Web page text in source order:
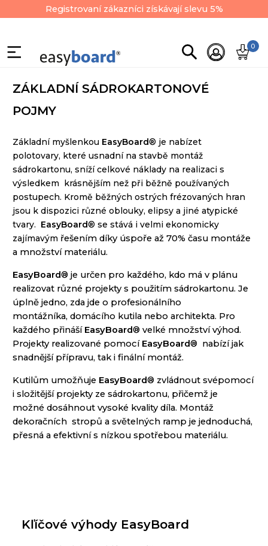
Registrovaní zákazníci získávají slevu 5%
0
ZÁKLADNÍ SÁDROKARTONOVÉ
POJMY
Základní myšlenkou EasyBoard® je nabízet
polotovary, které usnadní na stavbě montáž
sádrokartonu, sníží celkové náklady na realizaci s
výsledkem krásnějším než při běžně používaných
postupech. Kromě běžných ostrých frézovaných hran
jsou k dispozici různé oblouky, elipsy a jiné atypické
tvary. EasyBoard® se stává i velmi ekonomicky
zajímavým řešením díky úspoře až 70% času montáže
a množství materiálu.
EasyBoard® je určen pro každého, kdo má v plánu
realizovat různé projekty s použitím sádrokartonu. Je
úplně jedno, zda jde o profesionálního
montážníka, domácího kutila nebo architekta. Pro
každého přináší EasyBoard® velké množství výhod.
Projekty realizované pomocí EasyBoard® nabízí jak
snadnější přípravu, tak i finální montáž.
Kutilům umožňuje EasyBoard® zvládnout svépomocí
i složitější projekty ze sádrokartonu, přičemž je
možné dosáhnout vysoké kvality díla. Montáž
dekoračních stropů a světelných ramp je jednoduchá,
přesná a efektivní s nízkou spotřebou materiálu.
Kľíčové výhody EasyBoard